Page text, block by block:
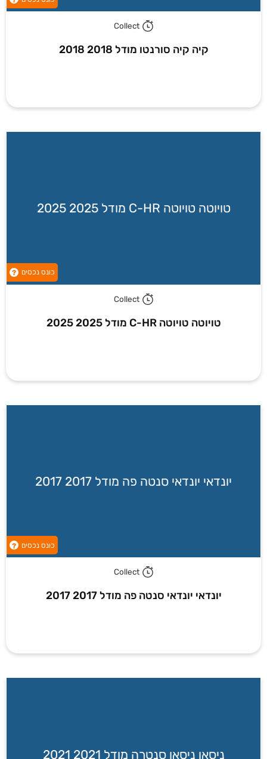
Collect
קיה קיה סורנטו מודל 2018 2018
טויוטה טויוטה C-HR מודל 2025 2025
כונס נכסים ?
Collect
טויוטה טויוטה C-HR מודל 2025 2025
יונדאי יונדאי סנטה פה מודל 2017 2017
כונס נכסים ?
Collect
יונדאי יונדאי סנטה פה מודל 2017 2017
ניסאן ניסאן סנטרה מודל 2021 2021